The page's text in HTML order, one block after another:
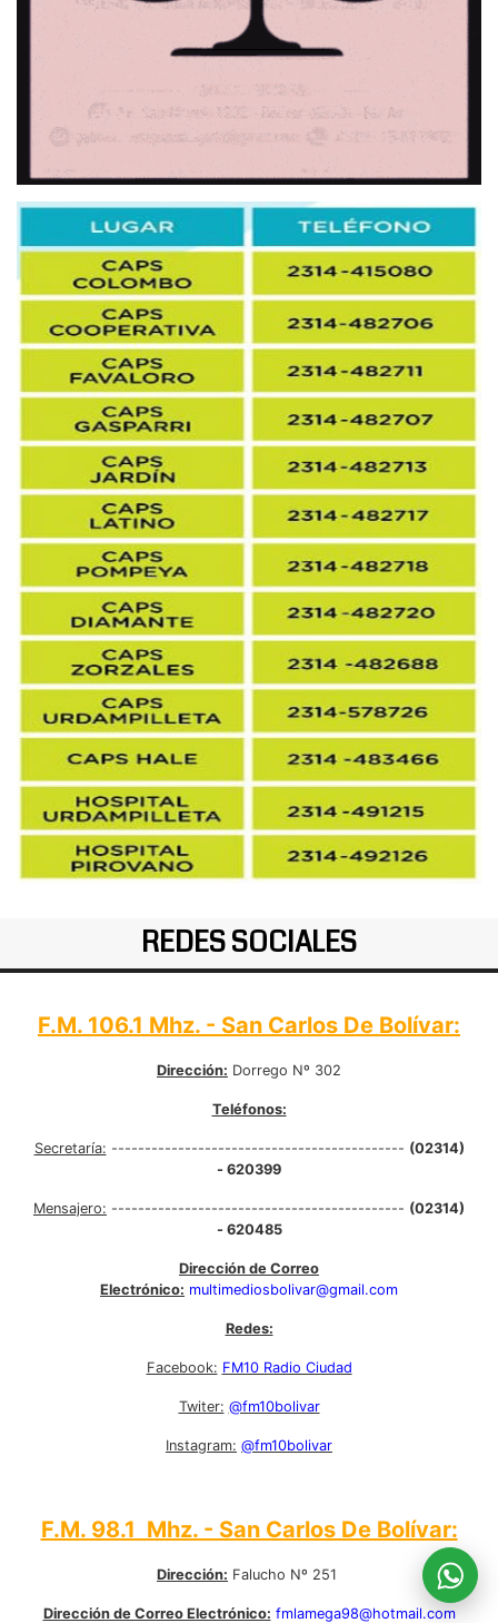
REDES SOCIALES
F.M. 106.1 Mhz. - San Carlos De Bolívar:
Dirección: Dorrego Nº 302
Teléfonos:
Secretaría: -------------------------------------------- (02314)
- 620399
Mensajero: -------------------------------------------- (02314)
- 620485
Dirección de Correo
Electrónico: multimediosbolivar@gmail.com
Redes:
Facebook: FM10 Radio Ciudad
Twiter: @fm10bolivar
Instagram: @fm10bolivar
F.M. 98.1 Mhz. - San Carlos De Bolívar:
Dirección: Falucho Nº 251
Dirección de Correo Electrónico: fmlamega98@hotmail.com